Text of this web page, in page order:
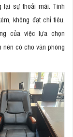
lại sự thoải mái. Tinh
không đạt chỉ tiêu.
của việc lựa chọn
nên có cho văn phòng